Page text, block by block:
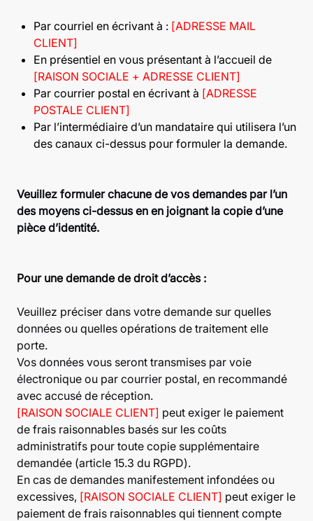
Par courriel en écrivant à : [ADRESSE MAIL
CLIENT]
En présentiel en vous présentant à l’accueil de
[RAISON SOCIALE + ADRESSE CLIENT]
Par courrier postal en écrivant à [ADRESSE
POSTALE CLIENT]
Par l’intermédiaire d’un mandataire qui utilisera l’un
des canaux ci-dessus pour formuler la demande.
Veuillez formuler chacune de vos demandes par l’un
des moyens ci-dessus en en joignant la copie d’une
pièce d’identité.
Pour une demande de droit d’accès :
Veuillez préciser dans votre demande sur quelles
données ou quelles opérations de traitement elle
porte.
Vos données vous seront transmises par voie
électronique ou par courrier postal, en recommandé
avec accusé de réception.
[RAISON SOCIALE CLIENT] peut exiger le paiement
de frais raisonnables basés sur les coûts
administratifs pour toute copie supplémentaire
demandée (article 15.3 du RGPD).
En cas de demandes manifestement infondées ou
excessives, [RAISON SOCIALE CLIENT] peut exiger le
paiement de frais raisonnables qui tiennent compte